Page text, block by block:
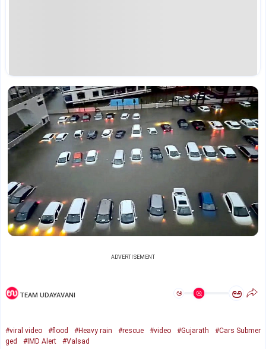
ADVERTISEMENT
TEAM UDAYAVANI ಅ ಅ
#viral video #flood #Heavy rain #rescue #video #Gujarath
#Cars Submer
ged
#IMD Alert #Valsad